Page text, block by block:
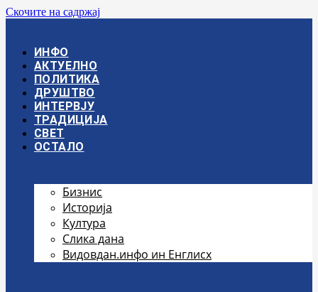
Скочите на садржај
ИНФО
АКТУЕЛНО
ПОЛИТИКА
ДРУШТВО
ИНТЕРВЈУ
ТРАДИЦИЈА
СВЕТ
ОСТАЛО
Бизнис
Историја
Култура
Слика дана
Видовдан.инфо ин Енглисх